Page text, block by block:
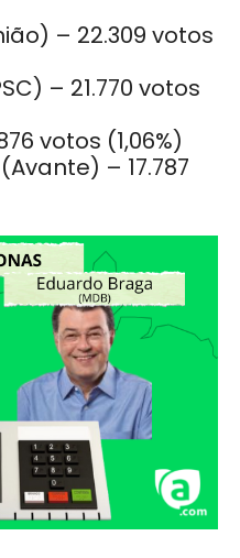
– 22.309 votos
– 21.770 votos
votos (1,06%)
– 17.787